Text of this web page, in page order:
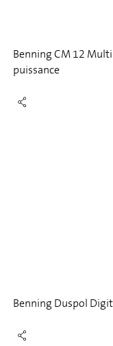
Benning CM 12
puissance
Benning Duspol